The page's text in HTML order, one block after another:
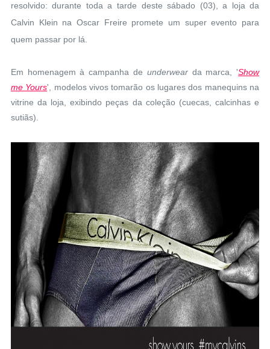
resolvido: durante toda a tarde deste sábado (03), a loja da
Calvin Klein na Oscar Freire promete um super evento para
quem passar por lá.
Em homenagem à campanha de underwearda marca, 'Show
me Yours', modelos vivos tomarão os lugares dos manequins na
vitrine da loja, exibindo peças da coleção (cuecas, calcinhas e
sutiãs).